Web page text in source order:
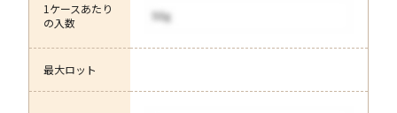
1ケースあたり
の入数
最大ロット